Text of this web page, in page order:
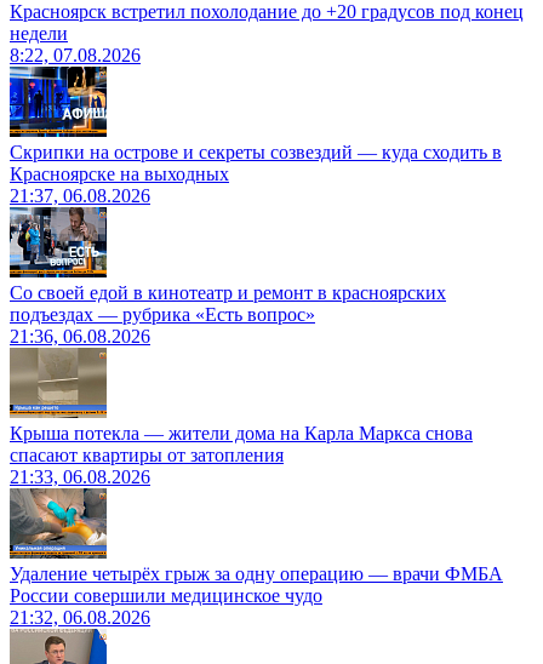
Красноярск встретил похолодание до +20 градусов под конец
недели
8:22, 07.08.2026
Скрипки на острове и секреты созвездий — куда сходить в
Красноярске на выходных
21:37, 06.08.2026
Со своей едой в кинотеатр и ремонт в красноярских
подъездах — рубрика «Есть вопрос»
21:36, 06.08.2026
Крыша потекла — жители дома на Карла Маркса снова
спасают квартиры от затопления
21:33, 06.08.2026
Удаление четырёх грыж за одну операцию — врачи ФМБА
России совершили медицинское чудо
21:32, 06.08.2026